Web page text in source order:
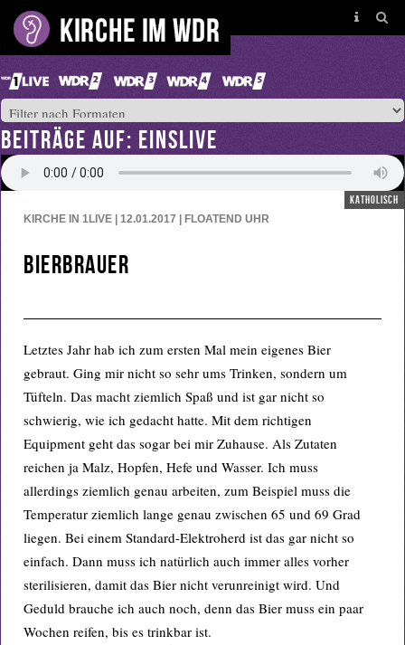
BEITRÄGE AUF: EINSLIVE
katholisch
KIRCHE IN 1LIVE | 12.01.2017 | FLOATEND UHR
Bierbrauer
Letztes Jahr hab ich zum ersten Mal mein eigenes Bier
gebraut. Ging mir nicht so sehr ums Trinken, sondern um
Tüfteln. Das macht ziemlich Spaß und ist gar nicht so
schwierig, wie ich gedacht hatte. Mit dem richtigen
Equipment geht das sogar bei mir Zuhause. Als Zutaten
reichen ja Malz, Hopfen, Hefe und Wasser. Ich muss
allerdings ziemlich genau arbeiten, zum Beispiel muss die
Temperatur ziemlich lange genau zwischen 65 und 69 Grad
liegen. Bei einem Standard-Elektroherd ist das gar nicht so
einfach. Dann muss ich natürlich auch immer alles vorher
sterilisieren, damit das Bier nicht verunreinigt wird. Und
Geduld brauche ich auch noch, denn das Bier muss ein paar
Wochen reifen, bis es trinkbar ist.